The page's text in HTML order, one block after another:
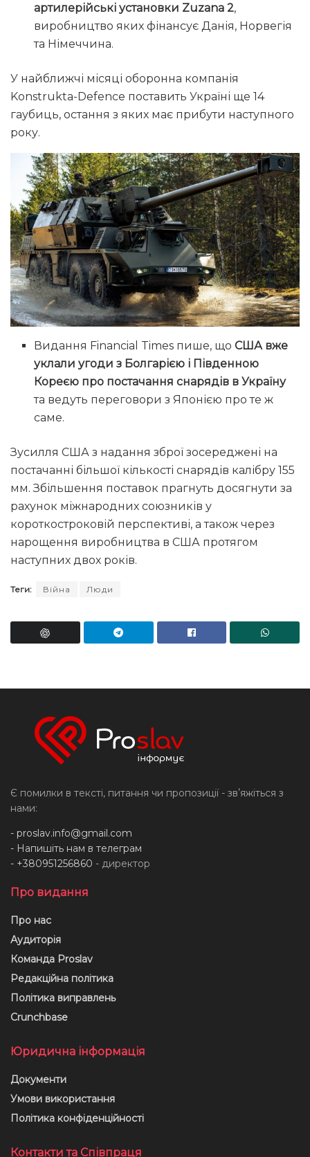
артилерійські установки Zuzana 2,
виробництво яких фінансує Данія, Норвегія
та Німеччина.
У найближчі місяці оборонна компанія
Konstrukta-Defence поставить Україні ще 14
гаубиць, остання з яких має прибути наступного
року.
Видання Financial Times пише, щоСША вже
уклали угоди з Болгарією і Південною
Кореєю про постачання снарядів в Україну
та ведуть переговори з Японією про те ж
саме.
Зусилля США з надання зброї зосереджені на
постачанні більшої кількості снарядів калібру 155
мм. Збільшення поставок прагнуть досягнути за
рахунок міжнародних союзників у
короткостроковій перспективі, а також через
нарощення виробництва в США протягом
наступних двох років.
Теги: Війна Люди
Є помилки в тексті, питання чи пропозиції - звʼяжіться з
нами:
- proslav.info@gmail.com
- Напишіть нам в телеграм
- +380951256860 - директор
Про видання
Про нас
Аудиторія
Команда Proslav
Редакційна політика
Політика виправлень
Crunchbase
Юридична інформація
Документи
Умови використання
Політика конфіденційності
Контакти та Співпраця